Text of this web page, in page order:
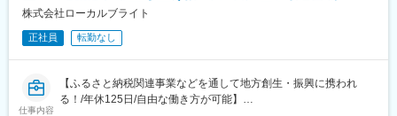
■業務詳細：
◇自治体様との面談、連携
◇既存事業者様との折衝、連携
◇返礼品の企画、提案
◇返礼品提供事業者様の新規開拓
◇マーケティング
株式会社ローカルブライト
正社員 転勤なし
仕事内容
【ふるさと納税関連事業などを通して地方創生・振興に携われ
る！/年休125日/自由な働き方が可能】